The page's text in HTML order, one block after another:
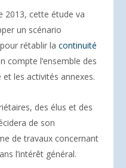
2013, cette étude va
un scénario
rétablir la continuité
compte l’ensemble des
les activités annexes.
des élus et des
de son
de travaux concernant
l’intérêt général.